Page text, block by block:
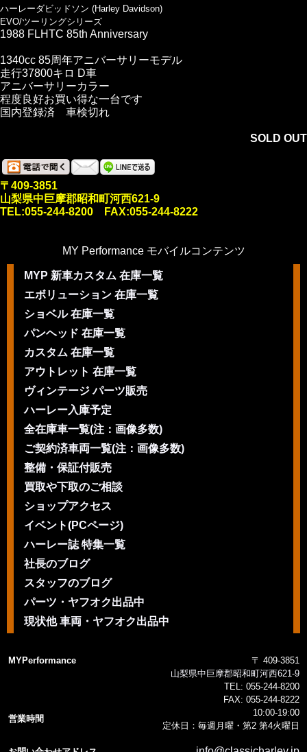
ハーレーダビッドソン (Harley Davidson)
EVO/ツーリングシリーズ
1988 FLHTC 85th Anniversary
1340cc 85周年アニバーサリーモデル
走行37800キロ D車
アニバーサリーカラー
程度良好お買い得な一台です
国内登録済 車検切れ
SOLD OUT
〒409-3851
山梨県中巨摩郡昭和町河西621-9
TEL:055-244-8200 FAX:055-244-8222
MY Performance モバイルコンテンツ
MYP 新車カスタム 在庫一覧
エボリューション 在庫一覧
ショベル 在庫一覧
パンヘッド 在庫一覧
カスタム 在庫一覧
アウトレット 在庫一覧
ヴィンテージ パーツ販売
ハーレー入庫予定
全在庫車一覧(注：画像多数)
ご契約済車両一覧(注：画像多数)
整備・保証付販売
買取や下取のご相談
ショップアクセス
イベント(PCページ)
ハーレー誌 特集一覧
社長のブログ
スタッフのブログ
パーツ・ヤフオク出品中
現状他 車両・ヤフオク出品中
MYPerformance
〒 409-3851
山梨県中巨摩郡昭和町河西621-9
TEL: 055-244-8200
FAX: 055-244-8222
営業時間
10:00-19:00
定休日：毎週月曜・第2 第4火曜日